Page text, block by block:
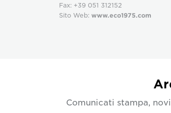
Fax: +39 051 312152
Sito Web: www.eco1975.com
Comunicati stampa,